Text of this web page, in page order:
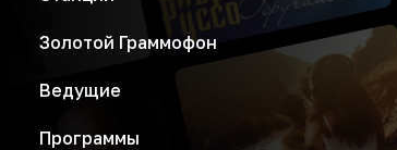
Золотой Граммофон
Ведущие
Программы